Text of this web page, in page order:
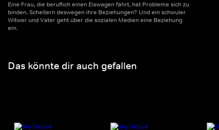
Eine Frau, die beruflich einen Eiswagen fährt, hat Probleme sich zu
binden. Scheitern deswegen ihre Beziehungen? Und ein schwuler
Witwer und Vater geht über die sozialen Medien eine Beziehung
ein.
Das könnte dir auch gefallen